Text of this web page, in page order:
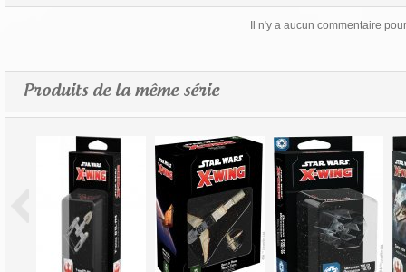
Il n'y a aucun commentaire
Produits de la même série